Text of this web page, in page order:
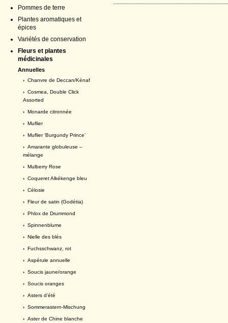
Pommes de terre
Plantes aromatiques et
épices
Variétés de conservation
Fleurs et plantes
médicinales
Annuelles
› Chanvre de Deccan/Kénaf
› Cosmea, Double Click
Assorted
› Monarde citronnée
› Muflier
› Muflier ‘Burgundy Prince’
› Amarante globuleuse –
mélange
› Mulberry Rose
› Coqueret Alkékenge bleu
› Célosie
› Fleur de satin (Godétia)
› Phlox de Drummond
› Spinnenblume
› Nielle des blés
› Fuchsschwanz, rot
› Aspérule annuelle
› Soucis jaune/orange
› Soucis oranges
› Asters d’été
› Sommerastern-Mischung
› Aster de Chine blanche